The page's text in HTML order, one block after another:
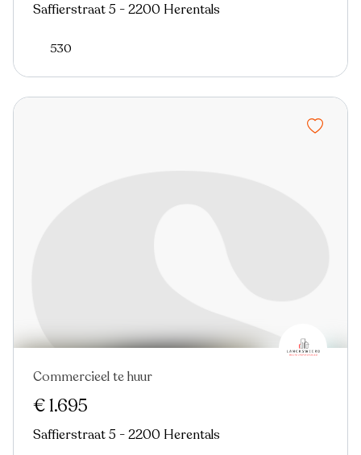
Saffierstraat 5 - 2200 Herentals
530
Commercieel te huur
€ 1.695
Saffierstraat 5 - 2200 Herentals